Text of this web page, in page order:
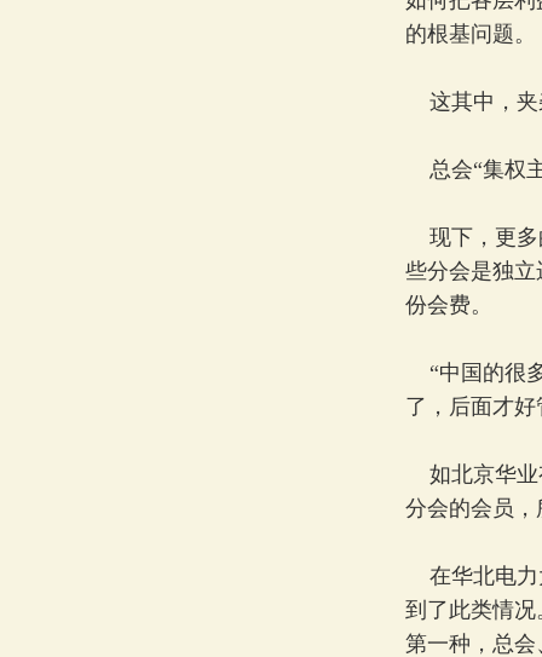
的根基问题。
这其中，夹
总会“集权
现下，更多
些分会是独
份会费。
“中国的很
了，后面才
如北京华业
分会的会员
在华北电力
到了此类情
第一种，总